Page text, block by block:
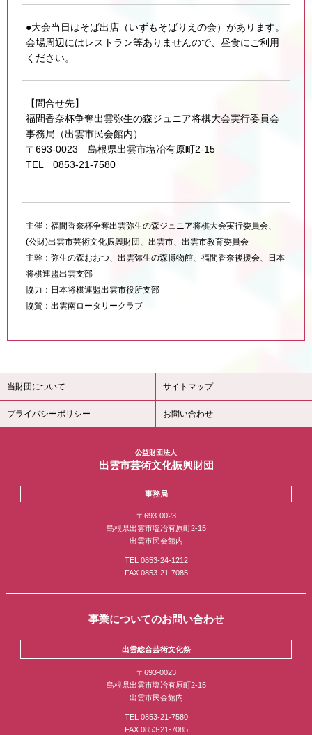
●大会当日はそば出店（いずもそばりえの会）があります。
会場周辺にはレストラン等ありませんので、昼食にご利用
ください。
【問合せ先】
福間香奈杯争奪出雲弥生の森ジュニア将棋大会実行委員会
事務局（出雲市民会館内）
〒693-0023 島根県出雲市塩冶有原町2-15
TEL 0853-21-7580
主催：福間香奈杯争奪出雲弥生の森ジュニア将棋大会実行委員会、
(公財)出雲市芸術文化振興財団、出雲市、出雲市教育委員会
主幹：弥生の森おおつ、出雲弥生の森博物館、福間香奈後援会、日本
将棋連盟出雲支部
協力：日本将棋連盟出雲市役所支部
協賛：出雲南ロータリークラブ
当財団について サイトマップ
プライバシーポリシー お問い合わせ
公益財団法人
出雲市芸術文化振興財団
事務局
〒693-0023
島根県出雲市塩冶有原町2-15
出雲市民会館内
TEL 0853-24-1212
FAX 0853-21-7085
事業についてのお問い合わせ
出雲総合芸術文化祭
〒693-0023
島根県出雲市塩冶有原町2-15
出雲市民会館内
TEL 0853-21-7580
FAX 0853-21-7085